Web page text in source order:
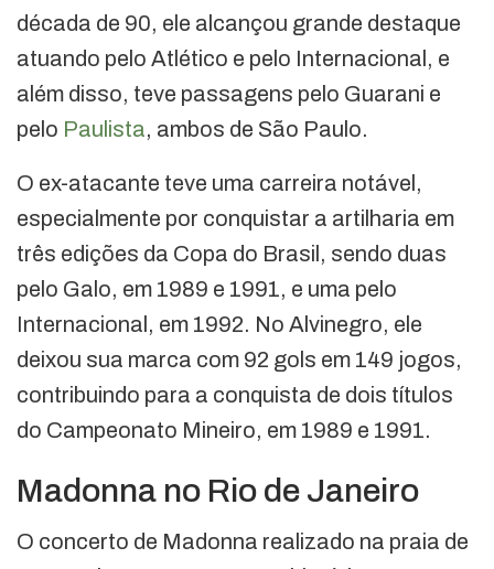
década de 90, ele alcançou grande destaque
atuando pelo Atlético e pelo Internacional, e
além disso, teve passagens pelo Guarani e
pelo Paulista, ambos de São Paulo.
O ex-atacante teve uma carreira notável,
especialmente por conquistar a artilharia em
três edições da Copa do Brasil, sendo duas
pelo Galo, em 1989 e 1991, e uma pelo
Internacional, em 1992. No Alvinegro, ele
deixou sua marca com 92 gols em 149 jogos,
contribuindo para a conquista de dois títulos
do Campeonato Mineiro, em 1989 e 1991.
Madonna no Rio de Janeiro
O concerto de Madonna realizado na praia de